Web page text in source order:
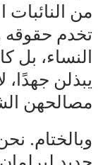
من النائبات
تخدم
النساء، بل
يبذلن
مصالحهن
وبالختام.